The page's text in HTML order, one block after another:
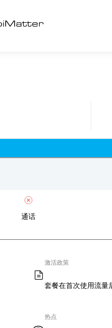
通话
激活政策
套餐在首次使用流量
热点